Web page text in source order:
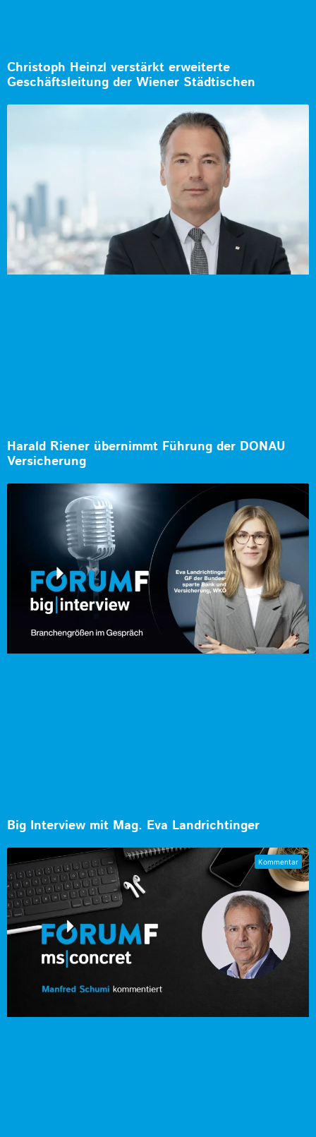
Christoph Heinzl verstärkt erweiterte
Geschäftsleitung der Wiener Städtischen
Harald Riener übernimmt Führung der DONAU
Versicherung
Big Interview mit Mag. Eva Landrichtinger